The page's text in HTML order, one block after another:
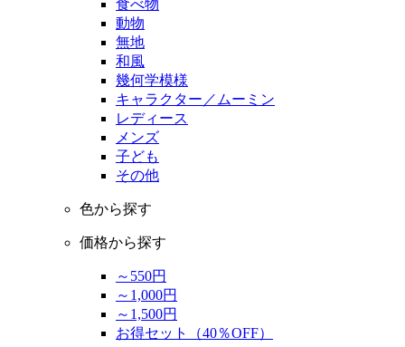
食べ物
動物
無地
和風
幾何学模様
キャラクター／ムーミン
レディース
メンズ
子ども
その他
色から探す
価格から探す
～550円
～1,000円
～1,500円
お得セット（40％OFF）